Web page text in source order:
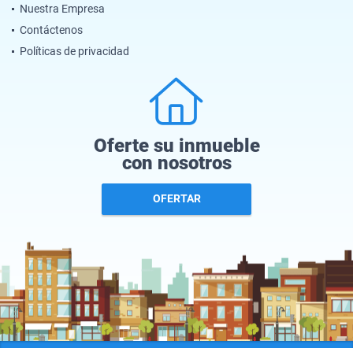
Nuestra Empresa
Contáctenos
Políticas de privacidad
Oferte su inmueble
con nosotros
OFERTAR